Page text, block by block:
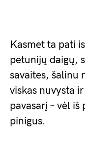
Kasmet ta pati
petunijų daigų,
savaites, šalinu
viskas nuvysta
pavasarį – vėl
pinigus.